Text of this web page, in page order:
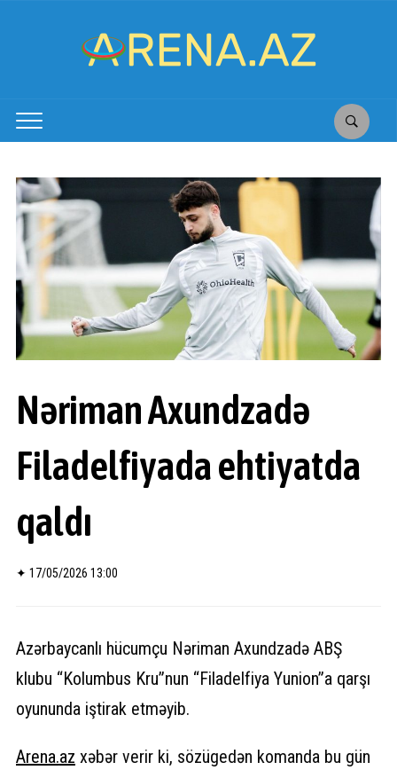
Nəriman Axundzadə
Filadelfiyada ehtiyatda
qaldı
✦ 17/05/2026 13:00
Azərbaycanlı hücumçu Nəriman Axundzadə ABŞ
klubu “Kolumbus Kru”nun “Filadelfiya Yunion”a qarşı
oyununda iştirak etməyib.
Arena.az xəbər verir ki, sözügedən komanda bu gün